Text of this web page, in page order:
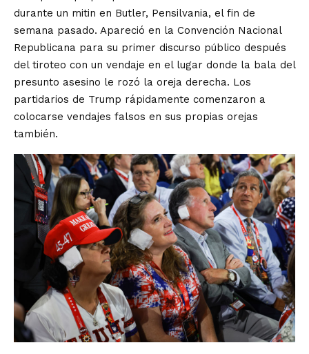
durante un mitin en Butler, Pensilvania, el fin de
semana pasado. Apareció en la Convención Nacional
Republicana para su primer discurso público después
del tiroteo con un vendaje en el lugar donde la bala del
presunto asesino le rozó la oreja derecha. Los
partidarios de Trump rápidamente comenzaron a
colocarse vendajes falsos en sus propias orejas
también.